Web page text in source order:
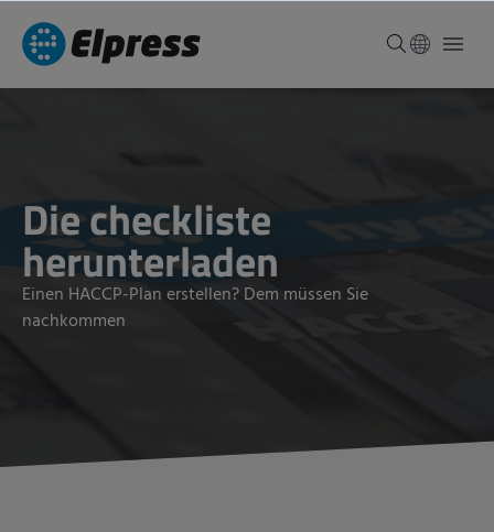
Die checkliste
herunterladen
Einen HACCP-Plan erstellen? Dem müssen Sie
nachkommen